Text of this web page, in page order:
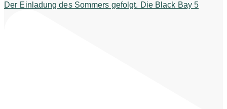
Der Einladung des Sommers gefolgt. Die Black Bay 5